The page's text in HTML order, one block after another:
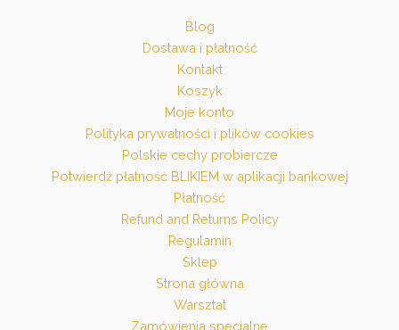
Blog
Dostawa i płatność
Kontakt
Koszyk
Moje konto
Polityka prywatności i plików cookies
Polskie cechy probiercze
Potwierdź płatność BLIKIEM w aplikacji bankowej
Płatność
Refund and Returns Policy
Regulamin
Sklep
Strona główna
Warsztat
Zamówienia specjalne